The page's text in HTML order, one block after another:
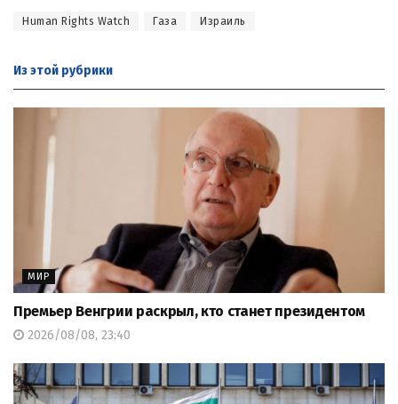
Human Rights Watch Газа Израиль
Из этой рубрики
МИР
Премьер Венгрии раскрыл, кто станет президентом
2026/08/08, 23:40